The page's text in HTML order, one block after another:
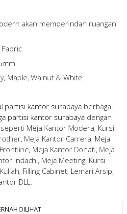
akan memperindah ruangan
Maple, Walnut & White
partisi kantor surabaya berbagai
partisi kantor surabaya dengan
Meja Kantor Modera, Kursi
Meja Kantor Carrera, Meja
Meja Kantor Donati, Meja
Indachi, Meja Meeting, Kursi
Filling Cabinet, Lemari Arsip,
DLL.
DILIHAT